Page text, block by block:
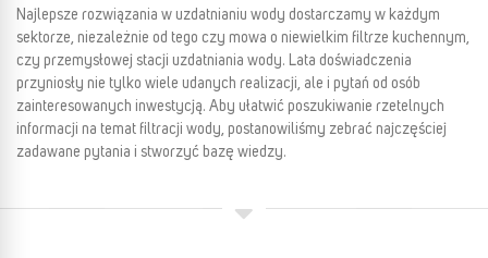
Najlepsze rozwiązania w uzdatnianiu wody dostarczamy w każdym
sektorze, niezależnie od tego czy mowa o niewielkim filtrze kuchennym,
czy przemysłowej stacji uzdatniania wody. Lata doświadczenia
przyniosły nie tylko wiele udanych realizacji, ale i pytań od osób
zainteresowanych inwestycją. Aby ułatwić poszukiwanie rzetelnych
informacji na temat filtracji wody, postanowiliśmy zebrać najczęściej
zadawane pytania i stworzyć bazę wiedzy.